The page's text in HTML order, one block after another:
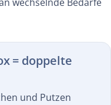
= doppelte
und Putzen